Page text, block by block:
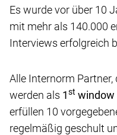
Es wurde vor über 10
mit mehr als 140.000
Interviews erfolgreich
Alle Internorm
werden als 1st window
erfüllen 10
regelmäßig geschult